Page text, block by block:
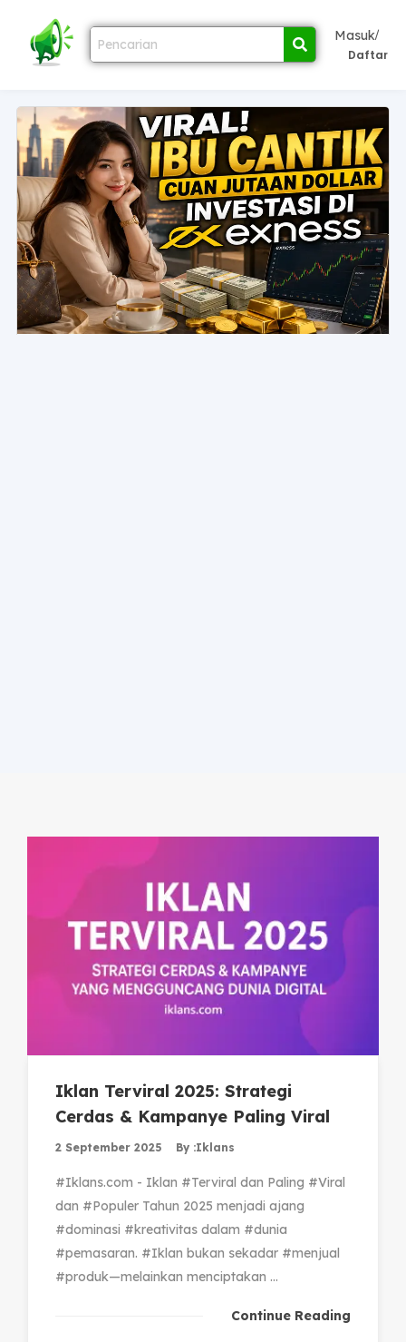
Masuk/
Daftar
Iklan Terviral 2025: Strategi
Cerdas & Kampanye Paling Viral
2 September 2025 By :Iklans
#Iklans.com - Iklan #Terviral dan Paling #Viral
dan #Populer Tahun 2025 menjadi ajang
#dominasi #kreativitas dalam #dunia
#pemasaran. #Iklan bukan sekadar #menjual
#produk—melainkan menciptakan ...
Continue Reading